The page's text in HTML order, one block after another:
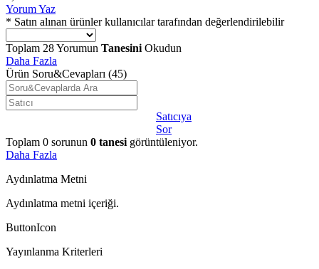
Yorum Yaz
* Satın alınan ürünler kullanıcılar tarafından değerlendirilebilir
Toplam 28Yorumun Tanesini Okudun
Daha Fazla
Ürün Soru&Cevapları (45)
Satıcıya
Sor
Toplam 0 sorunun 0 tanesi görüntüleniyor.
Daha Fazla
Aydınlatma Metni
Aydınlatma metni içeriği.
ButtonIcon
Yayınlanma Kriterleri